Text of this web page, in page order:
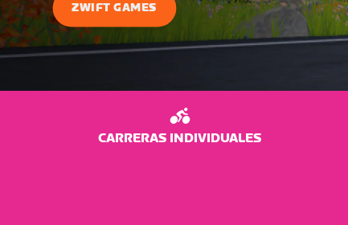
ZWIFT GAMES
CARRERAS INDIVIDUALES